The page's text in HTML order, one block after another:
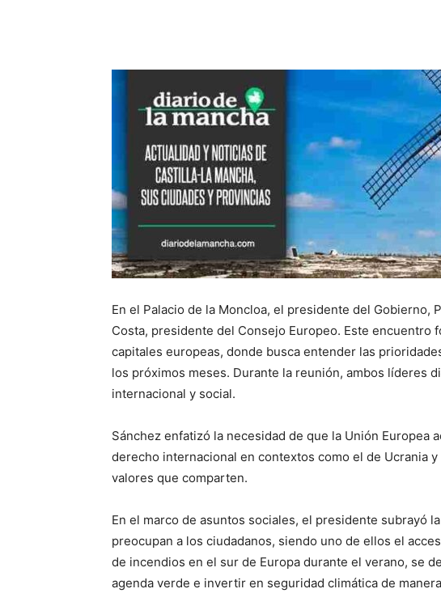
En el Palacio de la Moncloa, el presidente del Gobierno,
Costa, presidente del Consejo Europeo. Este encuentro
capitales europeas, donde busca entender las
los próximos meses. Durante la reunión, ambos líderes
internacional y social.
Sánchez enfatizó la necesidad de que la Unión Europea
derecho internacional en contextos como el de Ucrania
valores que comparten.
En el marco de asuntos sociales, el presidente subrayó
preocupan a los ciudadanos, siendo uno de ellos el
de incendios en el sur de Europa durante el verano, se
agenda verde e invertir en seguridad climática de